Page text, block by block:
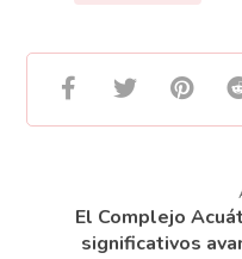
El Complejo
significativos